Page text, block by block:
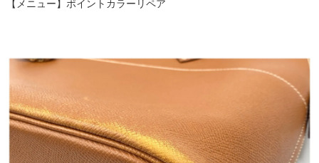
【メニュー】ポイントカラーリペア